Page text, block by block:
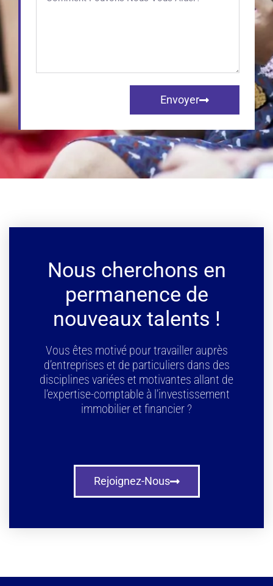
Envoyer
Nous cherchons en
permanence de
nouveaux talents !
Vous êtes motivé pour travailler auprès
d’entreprises et de particuliers dans des
disciplines variées et motivantes allant de
l’expertise-comptable à l’investissement
immobilier et financier ?
Rejoignez-Nous